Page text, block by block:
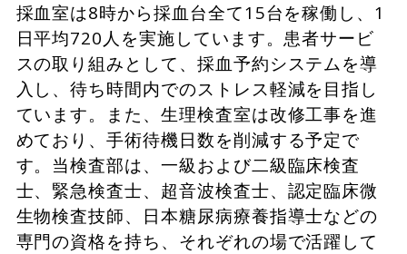
採血室は8時から採血台全て15台を稼働し、1
日平均720人を実施しています。患者サービ
スの取り組みとして、採血予約システムを導
入し、待ち時間内でのストレス軽減を目指し
ています。また、生理検査室は改修工事を進
めており、手術待機日数を削減する予定で
す。当検査部は、一級および二級臨床検査
士、緊急検査士、超音波検査士、認定臨床微
生物検査技師、日本糖尿病療養指導士などの
専門の資格を持ち、それぞれの場で活躍して